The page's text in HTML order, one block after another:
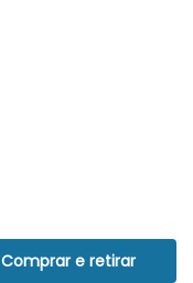
Comprar e retirar